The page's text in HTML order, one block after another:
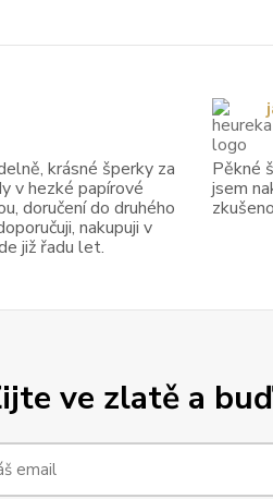
ve zlatě a
krásné šperky za
v hezké papírové
doručení do druhého
nakupuji v
již řadu let.
Pěkné
jsem